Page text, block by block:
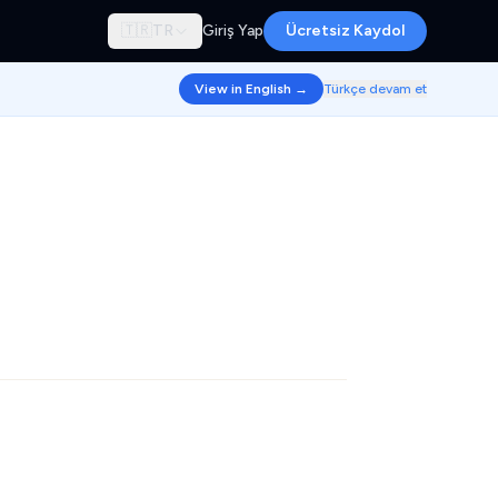
🇹🇷 TR Giriş Yap Ücretsiz Kaydol
View in English → Türkçe devam et